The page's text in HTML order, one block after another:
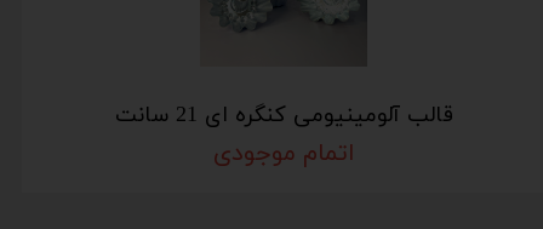
قالب آلومینیومی کنگره ای 21 سانت
اتمام موجودی